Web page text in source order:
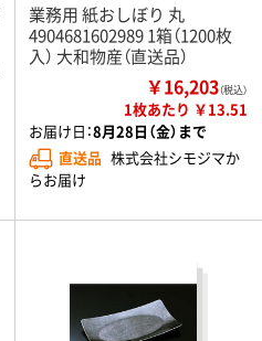
業務用 紙おしぼり 丸
4904681602989 1箱（1200枚
入） 大和物産（直送品）
￥16,203（税込）
1枚あたり ￥13.51
お届け日：8月28日（金）まで
直送品 株式会社シモジマか
らお届け